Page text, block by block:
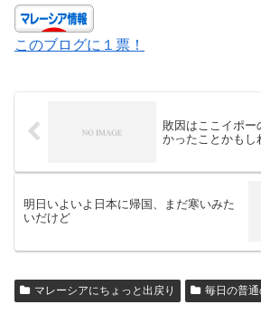
このブログに１票！
敗因はここイポー
かったことかもし
明日いよいよ日本に帰国、まだ寒いみた
いだけど
マレーシアにちょっと出戻り 毎日の普通